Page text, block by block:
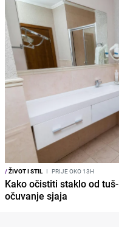
/ŽIVOT I STIL I PRIJE OKO 13H
Kako očistiti staklo od
očuvanje sjaja